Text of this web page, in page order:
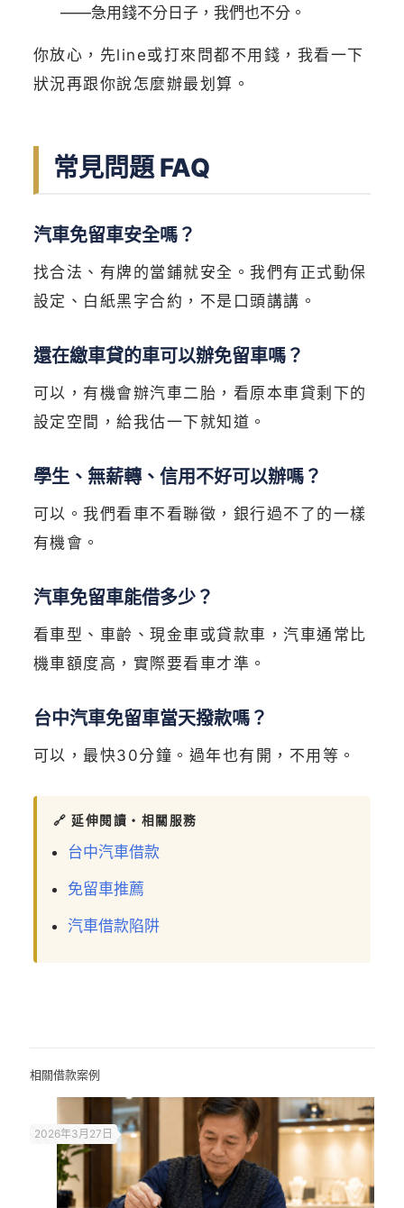
——急用錢不分日子，我們也不分。
你放心，先line或打來問都不用錢，我看一下
狀況再跟你說怎麼辦最划算。
常見問題 FAQ
汽車免留車安全嗎？
找合法、有牌的當鋪就安全。我們有正式動保
設定、白紙黑字合約，不是口頭講講。
還在繳車貸的車可以辦免留車嗎？
可以，有機會辦汽車二胎，看原本車貸剩下的
設定空間，給我估一下就知道。
學生、無薪轉、信用不好可以辦嗎？
可以。我們看車不看聯徵，銀行過不了的一樣
有機會。
汽車免留車能借多少？
看車型、車齡、現金車或貸款車，汽車通常比
機車額度高，實際要看車才準。
台中汽車免留車當天撥款嗎？
可以，最快30分鐘。過年也有開，不用等。
🔗 延伸閱讀・相關服務
台中汽車借款
免留車推薦
汽車借款陷阱
相關借款案例
2026年3月27日